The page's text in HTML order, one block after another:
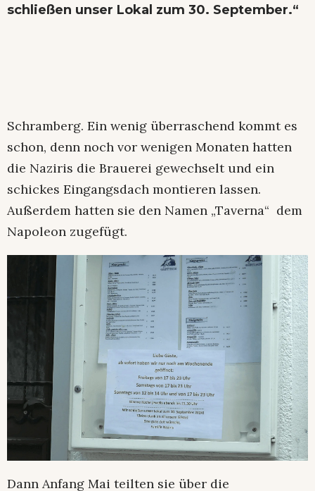
schließen unser Lokal zum 30. September.“
Schramberg. Ein wenig überraschend kommt es
schon, denn noch vor wenigen Monaten hatten
die Naziris die Brauerei gewechselt und ein
schickes Eingangsdach montieren lassen.
Außerdem hatten sie den Namen „Taverna“ dem
Napoleon zugefügt.
Dann Anfang Mai teilten sie über die